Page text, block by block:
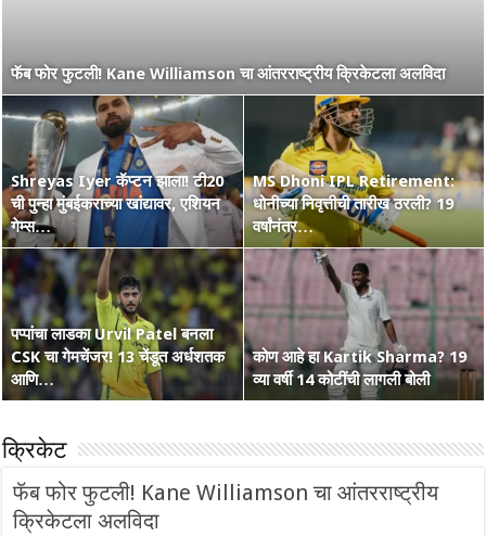
फॅब फोर फुटली! Kane Williamson चा आंतरराष्ट्रीय क्रिकेटला अलविदा
Shreyas Iyer कॅप्टन झाला! टी20
ची पुन्हा मुंबईकराच्या खांद्यावर, एशियन
गेम्स…
MS Dhoni IPL Retirement:
धोनीच्या निवृत्तीची तारीख ठरली? 19
वर्षांनंतर…
पप्पांचा लाडका Urvil Patel बनला
CSK चा गेमचेंजर! 13 चेंडूत अर्धशतक
आणि…
कोण आहे हा Kartik Sharma? 19
व्या वर्षी 14 कोटींची लागली बोली
मेहनत आणि CSK चा विश्वास…
कोण हा Raghu Sharma? वय 33,
कृष्णभक्त, शेन वॉर्न आणि बरंच काही
वंडर बॉय Vaibhav Suryavanshi
चा आणखी एक शतकी धमाका! 36 चेंडूत
…
सरपंच श्रेयसच्या Punjab Kings चा
वर्ल्ड रेकॉर्ड! दिल्लीविरूद्ध चेस केले 264
Australia Retain The Ashes
2025-2026
क्रिकेट
फॅब फोर फुटली! Kane Williamson चा आंतरराष्ट्रीय
क्रिकेटला अलविदा